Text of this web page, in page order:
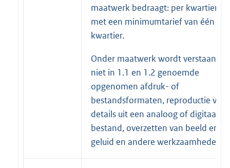
maatwerk bedraagt: per kwartier,
met een minimumtarief van één
kwartier.
Onder maatwerk wordt verstaan: de
niet in 1.1 en 1.2 genoemde
opgenomen afdruk- of
bestandsformaten, reproductie van
details uit een analoog of digitaal
bestand, overzetten van beeld en
geluid en andere werkzaamheden